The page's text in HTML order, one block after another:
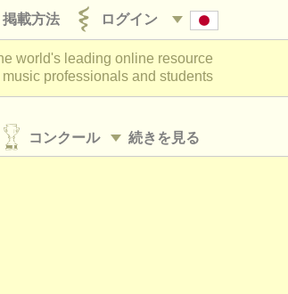
ログイン
掲載方法
world's leading online resource
professionals and students
続きを見る
コンクール